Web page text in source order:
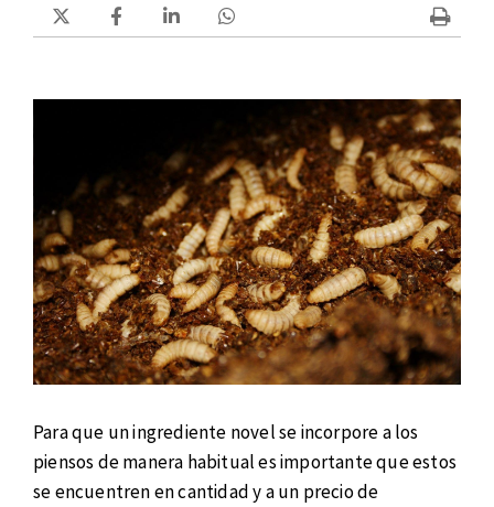
Para que un ingrediente novel se incorpore a los
piensos de manera habitual es importante que estos
se encuentren en cantidad y a un precio de